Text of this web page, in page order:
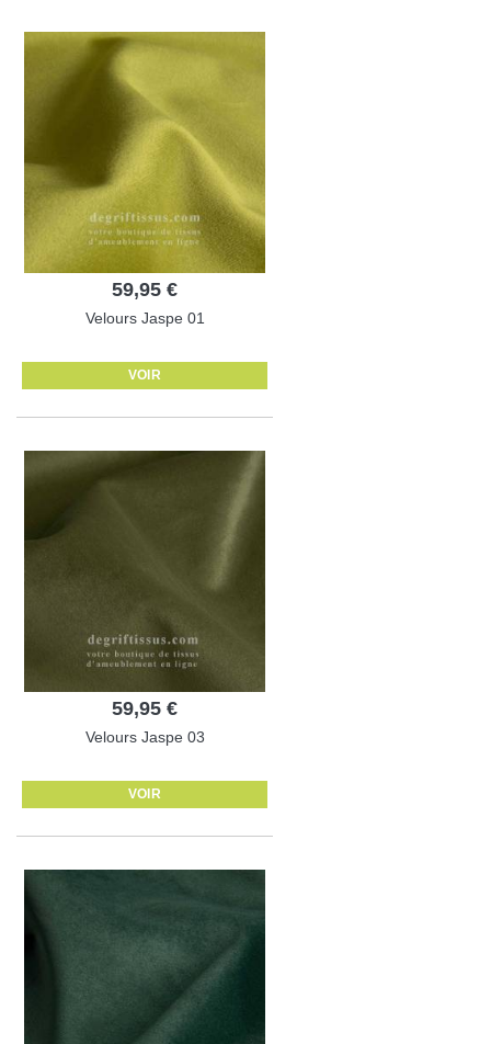
59,95 €
Velours Jaspe 01
VOIR
59,95 €
Velours Jaspe 03
VOIR